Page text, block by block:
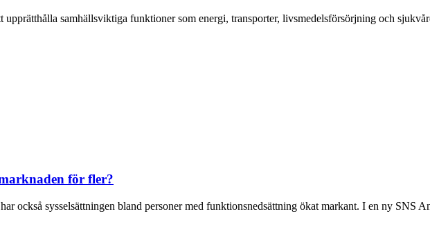
upprätthålla samhällsviktiga funktioner som energi, transporter, livsmedelsförsörjning och
för fler?
också sysselsättningen bland personer med funktionsnedsättning ökat markant. I en ny SNS